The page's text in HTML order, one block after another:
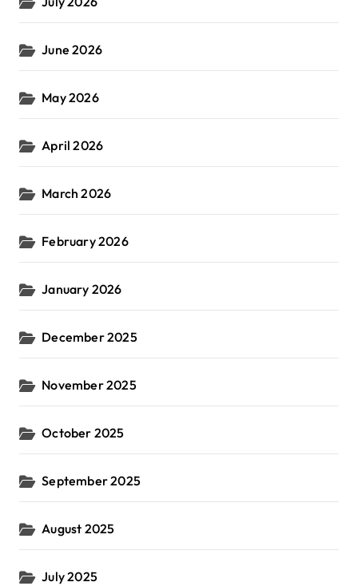
June 2026
May 2026
April 2026
March 2026
February 2026
January 2026
December 2025
November 2025
October 2025
September 2025
August 2025
July 2025